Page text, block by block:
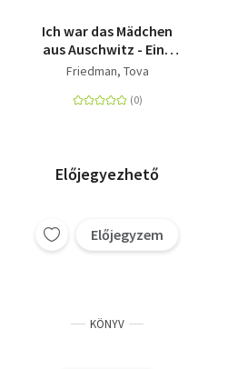
Ich war das Mädchen
aus Auschwitz - Eine
der letzten
Holocaust erzählt ihre
Friedmans
Friedman, Tova
Előjegyezhető
Előjegyzem
KÖNYV